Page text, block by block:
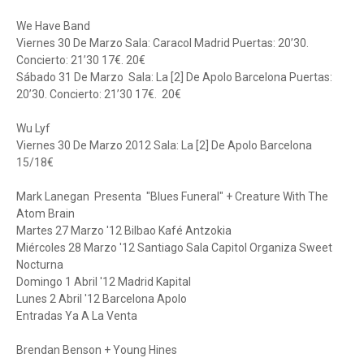
We Have Band
Viernes 30 De Marzo Sala: Caracol Madrid Puertas: 20’30.
Concierto: 21’30 17€. 20€
Sábado 31 De Marzo Sala: La [2] De Apolo Barcelona Puertas:
20’30. Concierto: 21’30 17€. 20€
Wu Lyf
Viernes 30 De Marzo 2012 Sala: La [2] De Apolo Barcelona
15/18€
Mark Lanegan Presenta "Blues Funeral" + Creature With The
Atom Brain
Martes 27 Marzo '12 Bilbao Kafé Antzokia
Miércoles 28 Marzo '12 Santiago Sala Capitol Organiza Sweet
Nocturna
Domingo 1 Abril '12 Madrid Kapital
Lunes 2 Abril '12 Barcelona Apolo
Entradas Ya A La Venta
Brendan Benson + Young Hines